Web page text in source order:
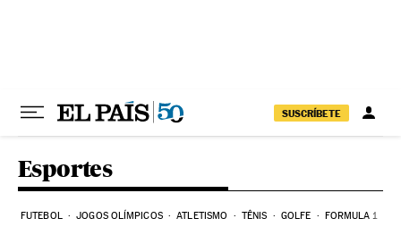
SUSCRÍBETE
Esportes
FUTEBOL JOGOS OLÍMPICOS ATLETISMO TÊNIS GOLFE FORMULA 1